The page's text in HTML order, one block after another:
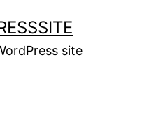
site